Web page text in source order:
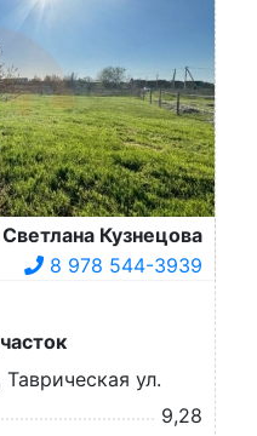
Светлана Кузнецова
8 978 544-3939
ул.
9,28